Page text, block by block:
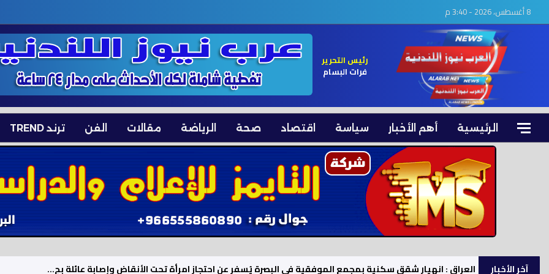
8 أغسطس، 2026 - 3:40 م
رئيس التحرير
فرات البسام
الرئيسية أهم الأخبار سياسة اقتصاد صحة الرياضة مقالات الفن ترند TREND
آخر الأخبار السودان.. حميدتي يرفع حالة التأهب بعد استهداف قوافل إمداد قادمة من ليبيا